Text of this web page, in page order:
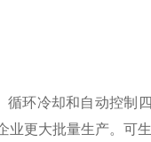
循环冷却和自动控制
业更大批量生产。可